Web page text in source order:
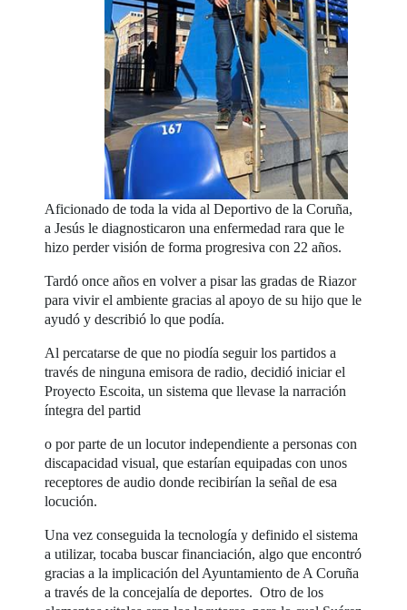
Aficionado de toda la vida al Deportivo de la Coruña,
a Jesús le diagnosticaron una enfermedad rara que le
hizo perder visión de forma progresiva con 22 años.
Tardó once años en volver a pisar las gradas de Riazor
para vivir el ambiente gracias al apoyo de su hijo que le
ayudó y describió lo que podía.
Al percatarse de que no piodía seguir los partidos a
través de ninguna emisora de radio, decidió iniciar el
Proyecto Escoita, un sistema que llevase la narración
íntegra del partid
o por parte de un locutor independiente a personas con
discapacidad visual, que estarían equipadas con unos
receptores de audio donde recibirían la señal de esa
locución.
Una vez conseguida la tecnología y definido el sistema
a utilizar, tocaba buscar financiación, algo que encontró
gracias a la implicación del Ayuntamiento de A Coruña
a través de la concejalía de deportes. Otro de los